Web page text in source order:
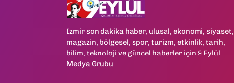
İzmir son dakika haber, ulusal, ekonomi, siyaset,
magazin, bölgesel, spor, turizm, etkinlik, tarih,
bilim, teknoloji ve güncel haberler için 9 Eylül
Medya Grubu